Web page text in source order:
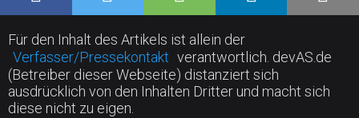
Für den Inhalt des Artikels ist allein der
Verfasser/Pressekontakt verantwortlich. devAS.de
(Betreiber dieser Webseite) distanziert sich
ausdrücklich von den Inhalten Dritter und macht sich
diese nicht zu eigen.